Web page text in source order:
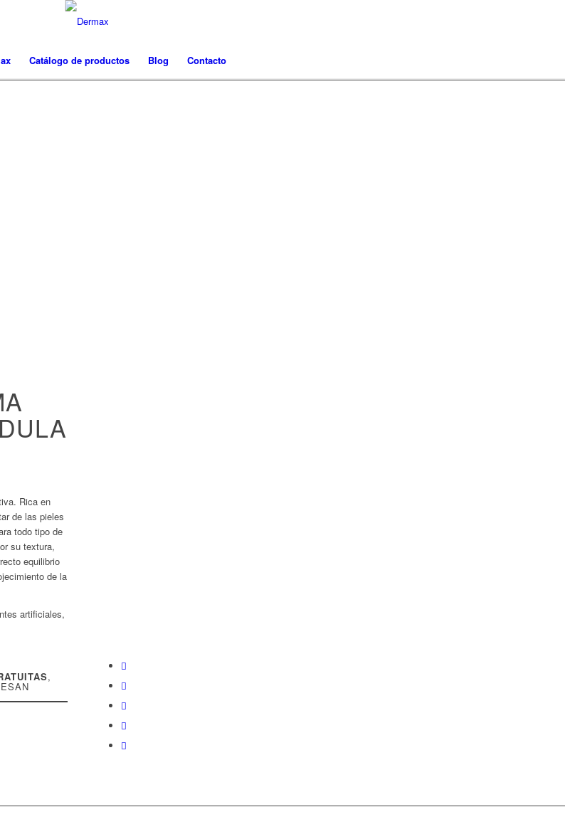
Catálogo de productos Blog Contacto
Rica en
de las pieles
todo tipo de
su textura,
equilibrio
de la
artificiales,
,